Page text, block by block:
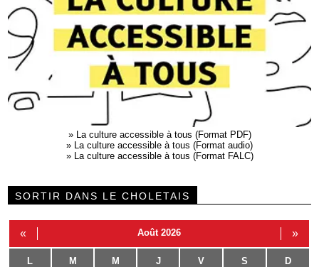
»
La culture accessible à tous (Format PDF)
»
La culture accessible à tous (Format audio)
»
La culture accessible à tous (Format FALC)
SORTIR DANS LE CHOLETAIS
« Août 2026 »
L M M J V S D